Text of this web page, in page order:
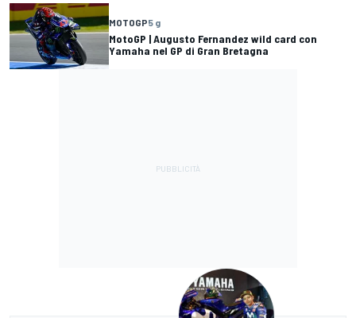
MOTOGP5 g
MotoGP | Augusto Fernandez wild card con
Yamaha nel GP di Gran Bretagna